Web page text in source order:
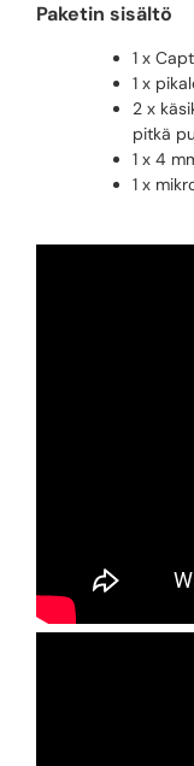
Paketin sisältö
1 x
1 x
2 x
pitkä
1 x 4
1 x